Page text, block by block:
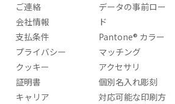
ご連絡
会社情報
支払条件
プライバシー
クッキー
証明書
キャリア
データの事前ロー
ド
Pantone® カラー
マッチング
アクセサリ
個別名入れ彫刻
対応可能な印刷方